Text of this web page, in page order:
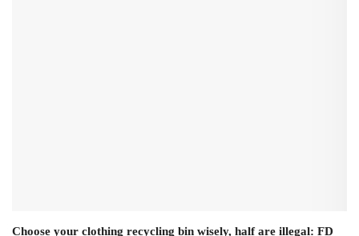
Choose your clothing recycling bin wisely, half are illegal: FD